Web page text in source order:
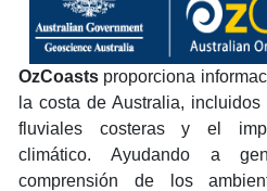
OzCoasts proporciona
la costa de Australia,
fluviales costeras y el
climático. Ayudando a
comprensión de los